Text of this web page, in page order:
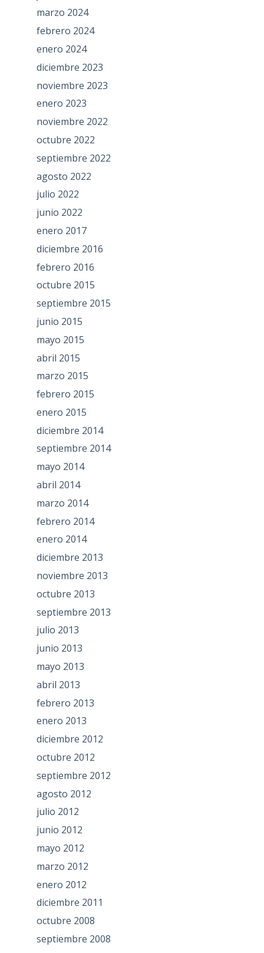
marzo 2024
febrero 2024
enero 2024
diciembre 2023
noviembre 2023
enero 2023
noviembre 2022
octubre 2022
septiembre 2022
agosto 2022
julio 2022
junio 2022
enero 2017
diciembre 2016
febrero 2016
octubre 2015
septiembre 2015
junio 2015
mayo 2015
abril 2015
marzo 2015
febrero 2015
enero 2015
diciembre 2014
septiembre 2014
mayo 2014
abril 2014
marzo 2014
febrero 2014
enero 2014
diciembre 2013
noviembre 2013
octubre 2013
septiembre 2013
julio 2013
junio 2013
mayo 2013
abril 2013
febrero 2013
enero 2013
diciembre 2012
octubre 2012
septiembre 2012
agosto 2012
julio 2012
junio 2012
mayo 2012
marzo 2012
enero 2012
diciembre 2011
octubre 2008
septiembre 2008